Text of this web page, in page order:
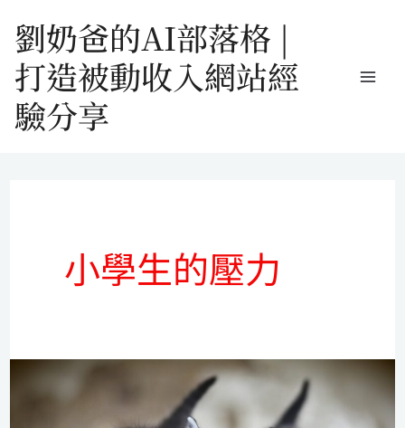
至
主
要
劉奶爸的AI部落格 |
打造被動收入網站經
驗分享
小學生的壓力
小